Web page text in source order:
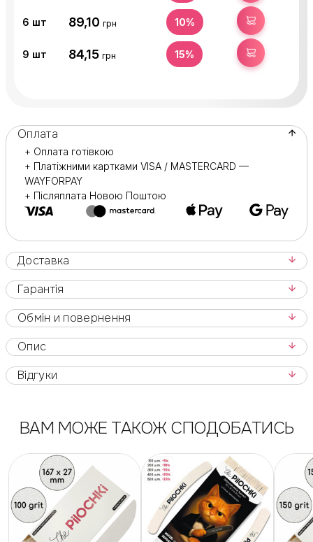
6 шт 89,10 грн 10% КУПИТИ
9 шт 84,15 грн 15% КУПИТИ
Оплата
+ Оплата готівкою
+ Платіжними картками VISA / MASTERCARD —
WAYFORPAY
+ Післяплата Новою Поштою
Доставка
Гарантія
Обмін и повернення
Опис
Відгуки
ВАМ МОЖЕ ТАКОЖ СПОДОБАТИСЬ